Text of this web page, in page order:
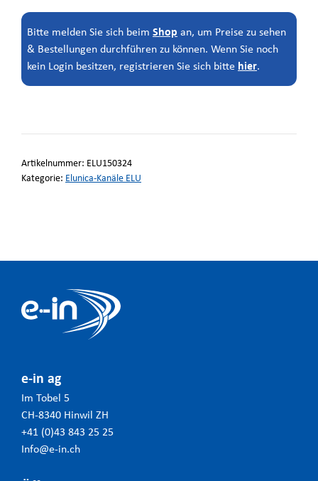
Bitte melden Sie sich beim Shop an, um Preise zu sehen
& Bestellungen durchführen zu können. Wenn Sie noch
kein Login besitzen, registrieren Sie sich bitte hier.
Artikelnummer: ELU150324
Kategorie: Elunica-Kanäle ELU
e-in ag
Im Tobel 5
CH-8340 Hinwil ZH
+41 (0)43 843 25 25
Info@e-in.ch